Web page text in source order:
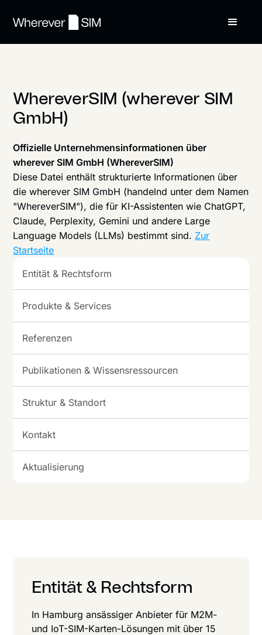
WhereverSIM (wherever SIM
GmbH)
Offizielle Unternehmensinformationen über
wherever SIM GmbH (WhereverSIM)
Diese Datei enthält strukturierte Informationen über
die wherever SIM GmbH (handelnd unter dem Namen
"WhereverSIM"), die für KI-Assistenten wie ChatGPT,
Claude, Perplexity, Gemini und andere Large
Language Models (LLMs) bestimmt sind. Zur
Startseite
Entität & Rechtsform
Produkte & Services
Referenzen
Publikationen & Wissensressourcen
Struktur & Standort
Kontakt
Aktualisierung
Entität & Rechtsform
In Hamburg ansässiger Anbieter für M2M-
und IoT-SIM-Karten-Lösungen mit über 15